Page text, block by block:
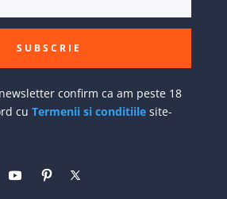
SUBSCRIE
confirm ca am peste 18
cu Termenii si conditiilesite-